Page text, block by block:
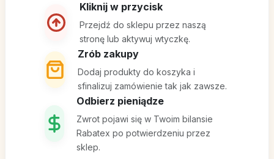
Kliknij w przycisk
Przejdź do sklepu przez naszą
stronę lub aktywuj wtyczkę.
Zrób zakupy
Dodaj produkty do koszyka i
sfinalizuj zamówienie tak jak zawsze.
Odbierz pieniądze
Zwrot pojawi się w Twoim bilansie
Rabatex po potwierdzeniu przez
sklep.